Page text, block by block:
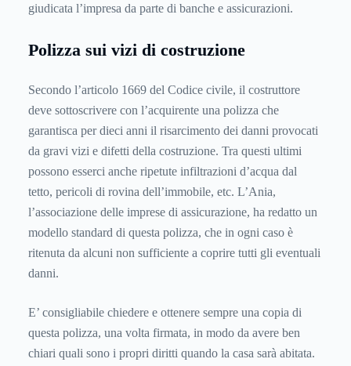
giudicata l’impresa da parte di banche e assicurazioni.
Polizza sui vizi di costruzione
Secondo l’articolo 1669 del Codice civile, il costruttore
deve sottoscrivere con l’acquirente una polizza che
garantisca per dieci anni il risarcimento dei danni provocati
da gravi vizi e difetti della costruzione. Tra questi ultimi
possono esserci anche ripetute infiltrazioni d’acqua dal
tetto, pericoli di rovina dell’immobile, etc. L’Ania,
l’associazione delle imprese di assicurazione, ha redatto un
modello standard di questa polizza, che in ogni caso è
ritenuta da alcuni non sufficiente a coprire tutti gli eventuali
danni.
E’ consigliabile chiedere e ottenere sempre una copia di
questa polizza, una volta firmata, in modo da avere ben
chiari quali sono i propri diritti quando la casa sarà abitata.